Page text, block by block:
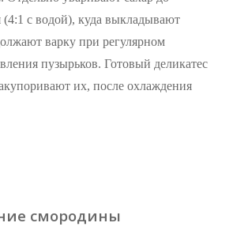
(4:1 с водой), куда выкладывают
варку при регулярном
пузырьков. Готовый деликатес
их, после охлаждения
смородины